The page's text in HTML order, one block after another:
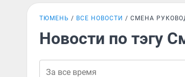
ТЮМЕНЬ ВСЕ НОВОСТИ СМЕНА
Новости по тэгу